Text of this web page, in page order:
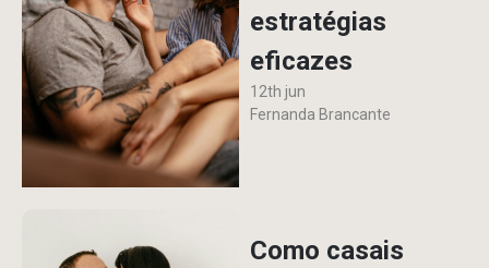
estratégias
eficazes
12th jun
Fernanda Brancante
Como casais